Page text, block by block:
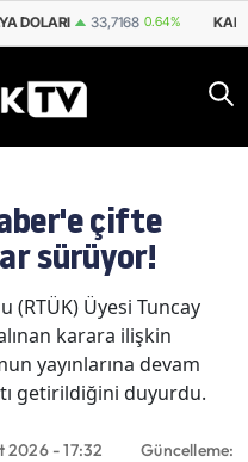
DOLARI 33,7168 0.64%
çifte
sürüyor!
(RTÜK) Üyesi Tuncay
karara ilişkin
yayınlarına devam
getirildiğini duyurdu.
2026 - 17:32 Güncelleme: